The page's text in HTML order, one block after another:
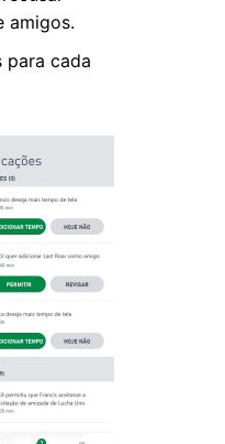
amigos.
para cada